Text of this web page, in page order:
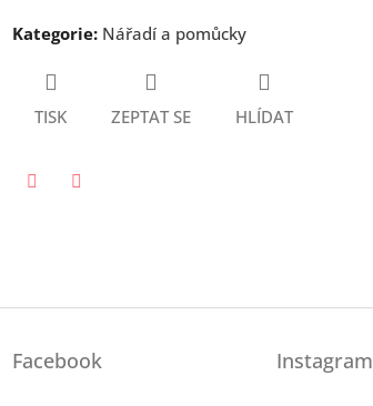
Kategorie: Nářadí a pomůcky
TISK ZEPTAT SE HLÍDAT
Facebook Instagram